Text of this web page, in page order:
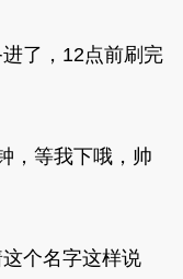
了，12点前刷完
等我下哦，帅
个名字这样说